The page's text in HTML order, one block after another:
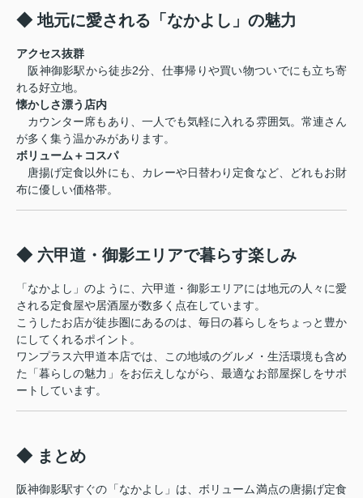
◆ 地元に愛される「なかよし」の魅力
アクセス抜群
阪神御影駅から徒歩2分、仕事帰りや買い物ついでにも立ち寄
れる好立地。
懐かしさ漂う店内
カウンター席もあり、一人でも気軽に入れる雰囲気。常連さん
が多く集う温かみがあります。
ボリューム＋コスパ
唐揚げ定食以外にも、カレーや日替わり定食など、どれもお財
布に優しい価格帯。
◆ 六甲道・御影エリアで暮らす楽しみ
「なかよし」のように、六甲道・御影エリアには地元の人々に愛
される定食屋や居酒屋が数多く点在しています。
こうしたお店が徒歩圏にあるのは、毎日の暮らしをちょっと豊か
にしてくれるポイント。
ワンプラス六甲道本店では、この地域のグルメ・生活環境も含め
た「暮らしの魅力」をお伝えしながら、最適なお部屋探しをサポ
ートしています。
◆ まとめ
阪神御影駅すぐの「なかよし」は、ボリューム満点の唐揚げ定食